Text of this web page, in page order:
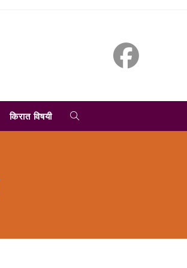
किरात विषयी TOGGLE